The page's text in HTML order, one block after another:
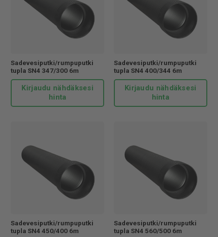
Sadevesiputki/rumpuputki
tupla SN4 347/300 6m
Kirjaudu nähdäksesi
hinta
Sadevesiputki/rumpuputki
tupla SN4 400/344 6m
Kirjaudu nähdäksesi
hinta
Sadevesiputki/rumpuputki
tupla SN4 450/400 6m
Sadevesiputki/rumpuputki
tupla SN4 560/500 6m